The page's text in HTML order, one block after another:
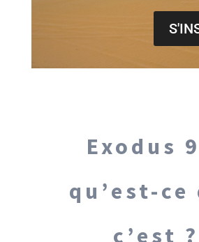
Exodus
qu’est-ce
c’est ?